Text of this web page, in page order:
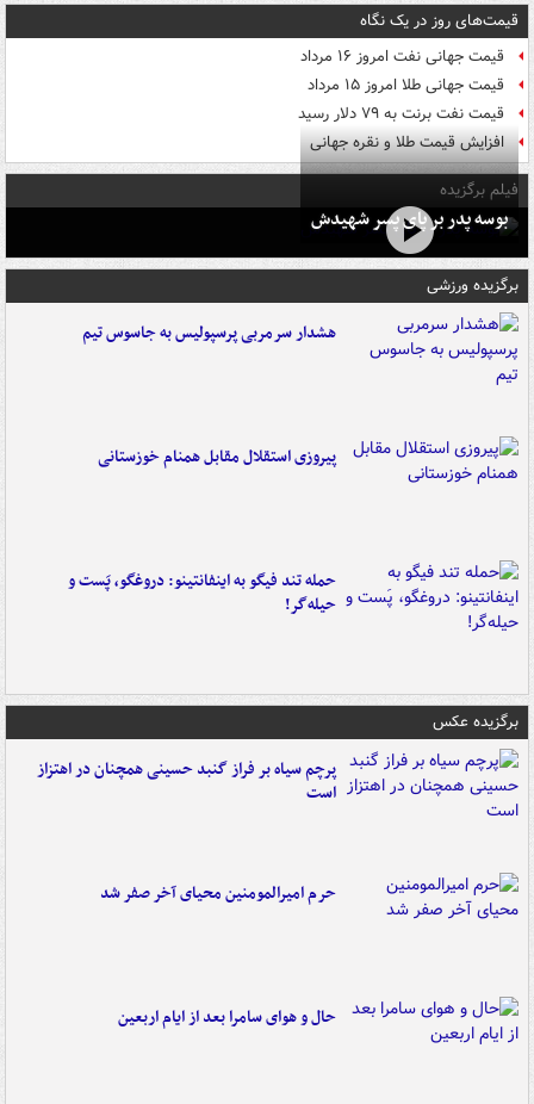
قیمت‌های روز در یک نگاه
قیمت جهانی نفت امروز ۱۶ مرداد
قیمت جهانی طلا امروز ۱۵ مرداد
قیمت نفت برنت به ۷۹ دلار رسید
افزایش قیمت طلا و نقره جهانی
فیلم برگزیده
بوسه‌ پدر بر پای پسر شهیدش
برگزیده ورزشی
هشدار سرمربی پرسپولیس به جاسوس تیم
پیروزی استقلال مقابل همنام خوزستانی
حمله تند فیگو به اینفانتینو: دروغگو، پَست‌ و
حیله‌گر!
برگزیده عکس
پرچم سیاه بر فراز گنبد حسینی همچنان در اهتزاز
است
حرم امیرالمومنین محیای آخر صفر شد
حال و هوای سامرا بعد از ایام اربعین